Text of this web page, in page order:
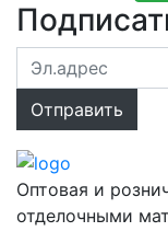
Оптовая и
отделочными